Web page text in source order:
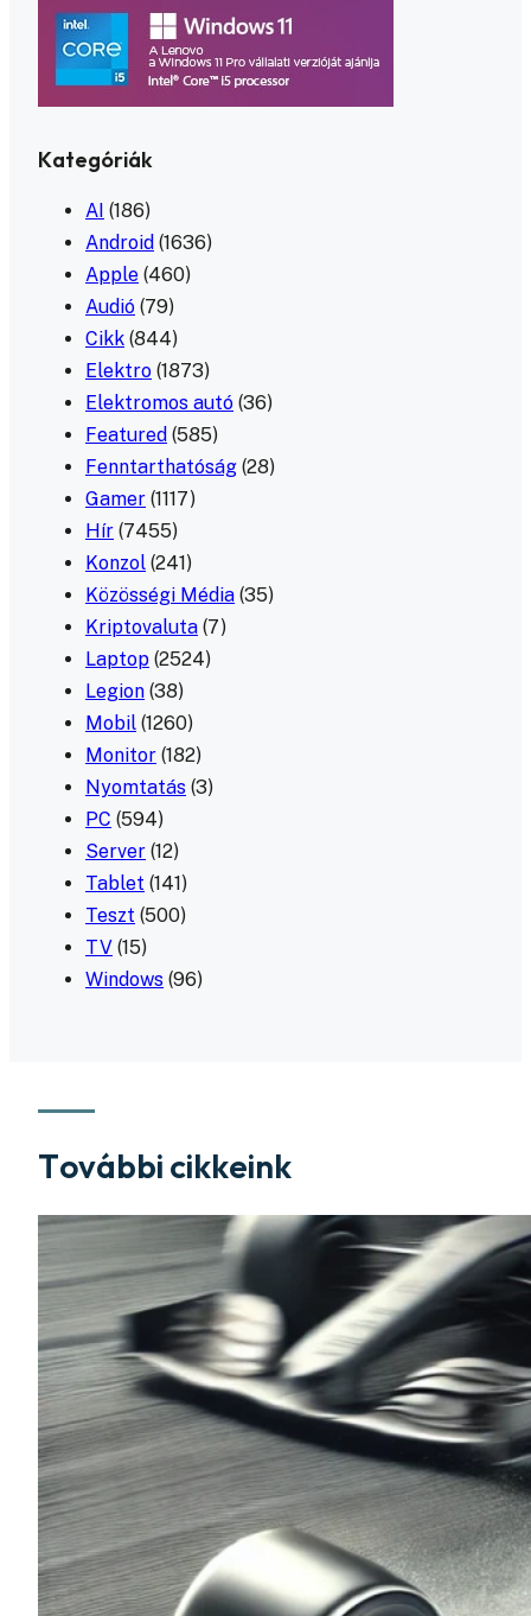
Kategóriák
AI (186)
Android (1636)
Apple (460)
Audió (79)
Cikk (844)
Elektro (1873)
Elektromos autó (36)
Featured (585)
Fenntarthatóság (28)
Gamer (1117)
Hír (7455)
Konzol (241)
Közösségi Média (35)
Kriptovaluta (7)
Laptop (2524)
Legion (38)
Mobil (1260)
Monitor (182)
Nyomtatás (3)
PC (594)
Server (12)
Tablet (141)
Teszt (500)
TV (15)
Windows (96)
További cikkeink